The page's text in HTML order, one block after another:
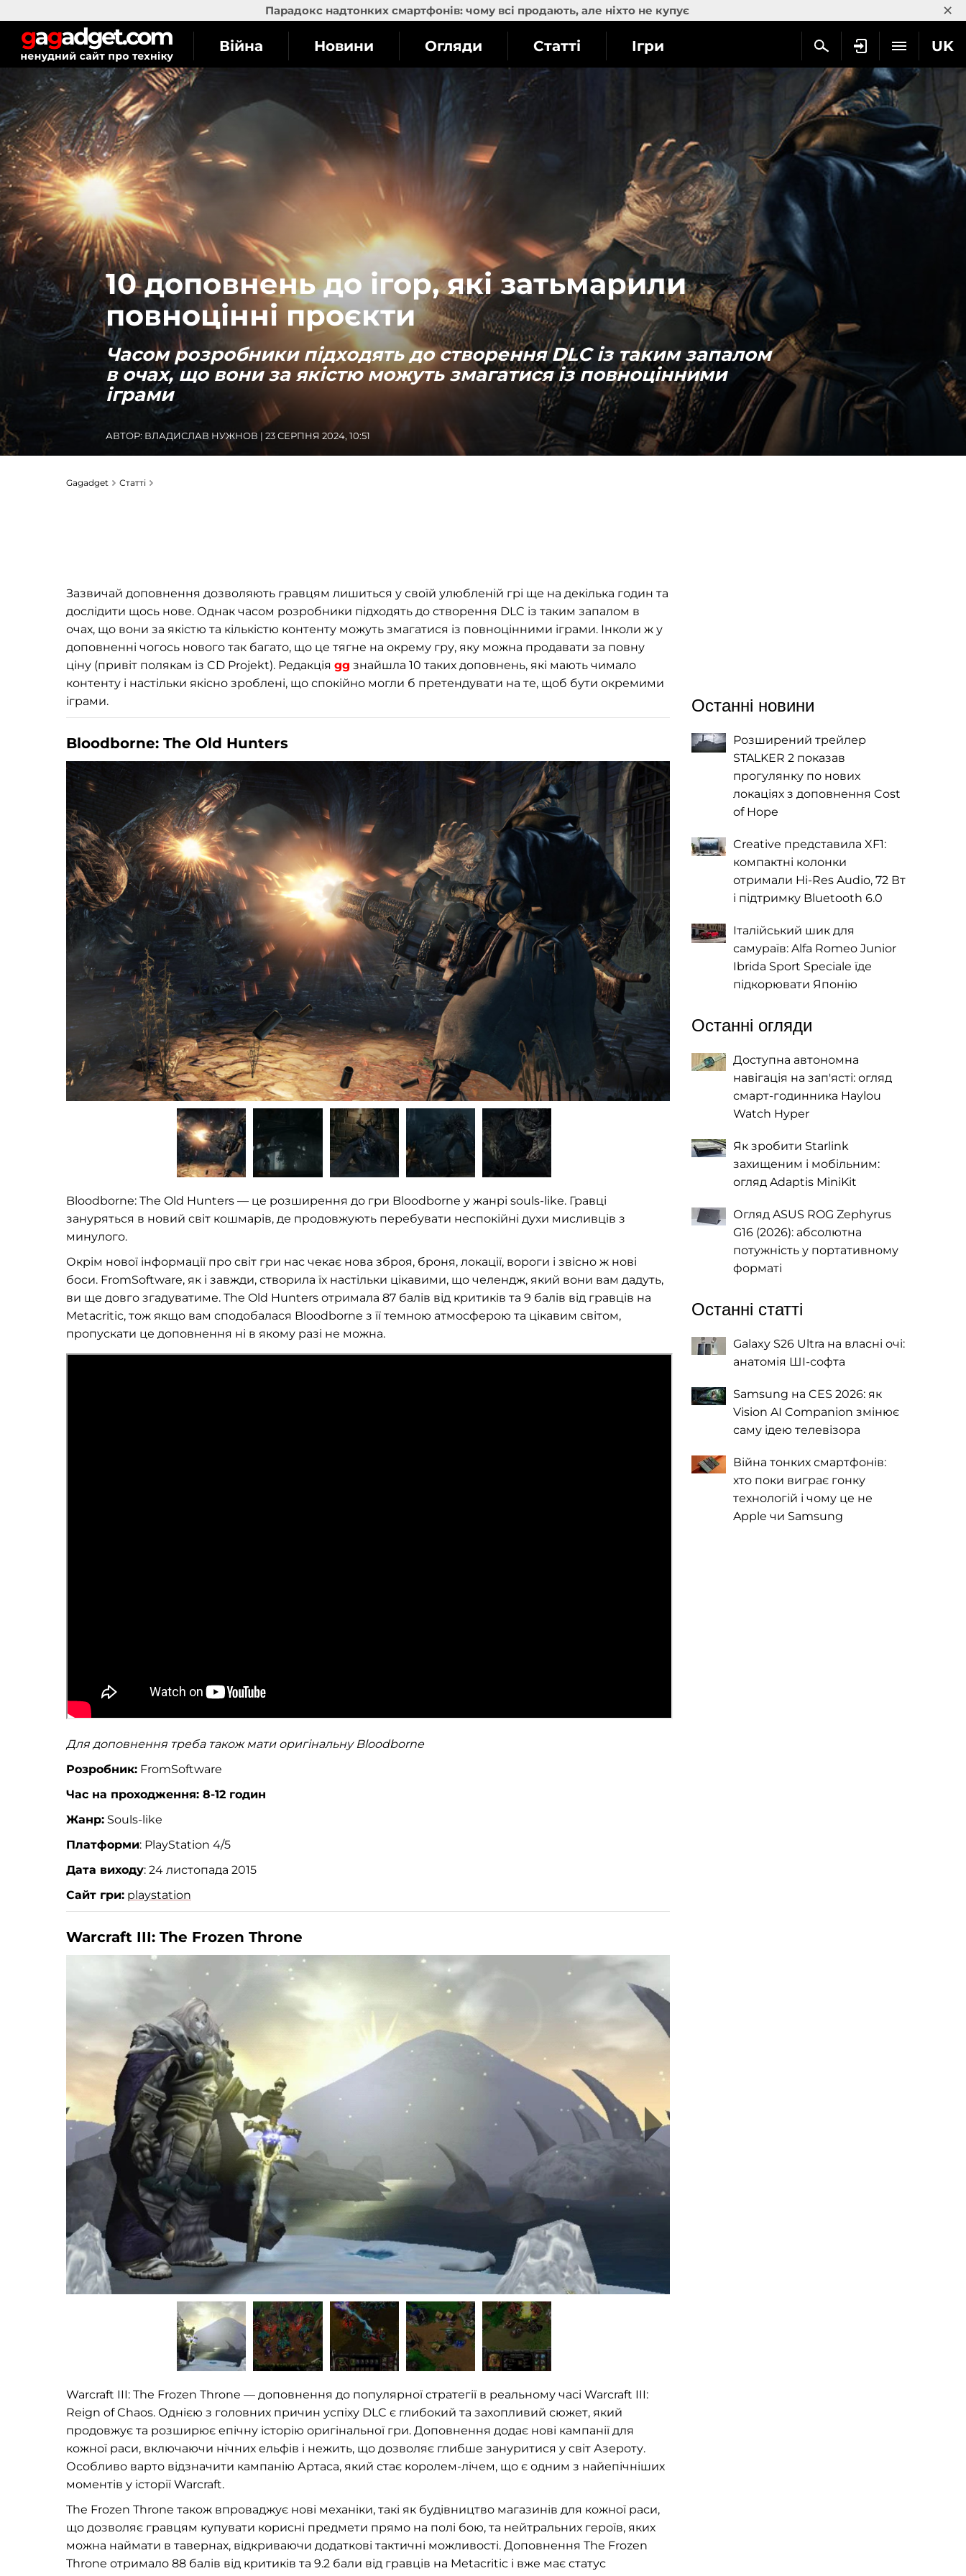
Парадокс надтонких смартфонів: чому всі продають, але ніхто не купує ×
UK
Війна Новини Огляди Статті Ігри
10 доповнень до ігор, які затьмарили
повноцінні проєкти
Часом розробники підходять до створення DLC із таким запалом
в очах, що вони за якістю можуть змагатися із повноцінними
іграми
АВТОР: ВЛАДИСЛАВ НУЖНОВ | 23 СЕРПНЯ 2024, 10:51
Gagadget Статті
Зазвичай доповнення дозволяють гравцям лишиться у своїй улюбленій грі ще на декілька годин та
дослідити щось нове. Однак часом розробники підходять до створення DLC із таким запалом в
очах, що вони за якістю та кількістю контенту можуть змагатися із повноцінними іграми. Інколи ж у
доповненні чогось нового так багато, що це тягне на окрему гру, яку можна продавати за повну
ціну (привіт полякам із CD Projekt). Редакція gg знайшла 10 таких доповнень, які мають чимало
контенту і настільки якісно зроблені, що спокійно могли б претендувати на те, щоб бути окремими
іграми.
Bloodborne: The Old Hunters
Bloodborne: The Old Hunters — це розширення до гри Bloodborne у жанрі souls-like. Гравці
зануряться в новий світ кошмарів, де продовжують перебувати неспокійні духи мисливців з
минулого.
Окрім нової інформації про світ гри нас чекає нова зброя, броня, локації, вороги і звісно ж нові
боси. FromSoftware, як і завжди, створила їх настільки цікавими, що челендж, який вони вам дадуть,
ви ще довго згадуватиме. The Old Hunters отримала 87 балів від критиків та 9 балів від гравців на
Metacritic, тож якщо вам сподобалася Bloodborne з її темною атмосферою та цікавим світом,
пропускати це доповнення ні в якому разі не можна.
Для доповнення треба також мати оригінальну Bloodborne
Розробник: FromSoftware
Час на проходження: 8-12 годин
Жанр: Souls-like
Платформи: PlayStation 4/5
Дата виходу: 24 листопада 2015
Сайт гри: playstation
Warcraft III: The Frozen Throne
Warcraft III: The Frozen Throne — доповнення до популярної стратегії в реальному часі Warcraft III:
Reign of Chaos. Однією з головних причин успіху DLC є глибокий та захопливий сюжет, який
продовжує та розширює епічну історію оригінальної гри. Доповнення додає нові кампанії для
кожної раси, включаючи нічних ельфів і нежить, що дозволяє глибше зануритися у світ Азероту.
Особливо варто відзначити кампанію Артаса, який стає королем-лічем, що є одним з найепічніших
моментів у історії Warcraft.
The Frozen Throne також впроваджує нові механіки, такі як будівництво магазинів для кожної раси,
що дозволяє гравцям купувати корисні предмети прямо на полі бою, та нейтральних героїв, яких
можна наймати в тавернах, відкриваючи додаткові тактичні можливості. Доповнення The Frozen
Throne отримало 88 балів від критиків та 9.2 бали від гравців на Metacritic і вже має статус
Останні новини
Розширений трейлер
STALKER 2 показав
прогулянку по нових
локаціях з доповнення Cost
of Hope
Creative представила XF1:
компактні колонки
отримали Hi-Res Audio, 72 Вт
і підтримку Bluetooth 6.0
Італійський шик для
самураїв: Alfa Romeo Junior
Ibrida Sport Speciale їде
підкорювати Японію
Останні огляди
Доступна автономна
навігація на зап'ясті: огляд
смарт-годинника Haylou
Watch Hyper
Як зробити Starlink
захищеним і мобільним:
огляд Adaptis MiniKit
Огляд ASUS ROG Zephyrus
G16 (2026): абсолютна
потужність у портативному
форматі
Останні статті
Galaxy S26 Ultra на власні очі:
анатомія ШІ-софта
Samsung на CES 2026: як
Vision AI Companion змінює
саму ідею телевізора
Війна тонких смартфонів:
хто поки виграє гонку
технологій і чому це не
Apple чи Samsung